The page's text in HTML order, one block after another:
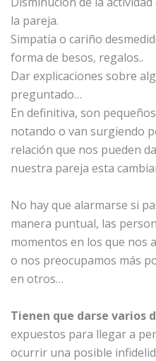
la pareja.
Simpatía o cariño
forma de besos, regalos..
Dar explicaciones sobre
preguntado…
En definitiva, son
notando o van surgiendo
relación que nos pueden
nuestra pareja esta
No hay que alarmarse si
manera puntual, las
momentos en los que nos
o nos preocupamos más
en otros…
Tienen que darse varios
expuestos para llegar a
ocurrir una posible